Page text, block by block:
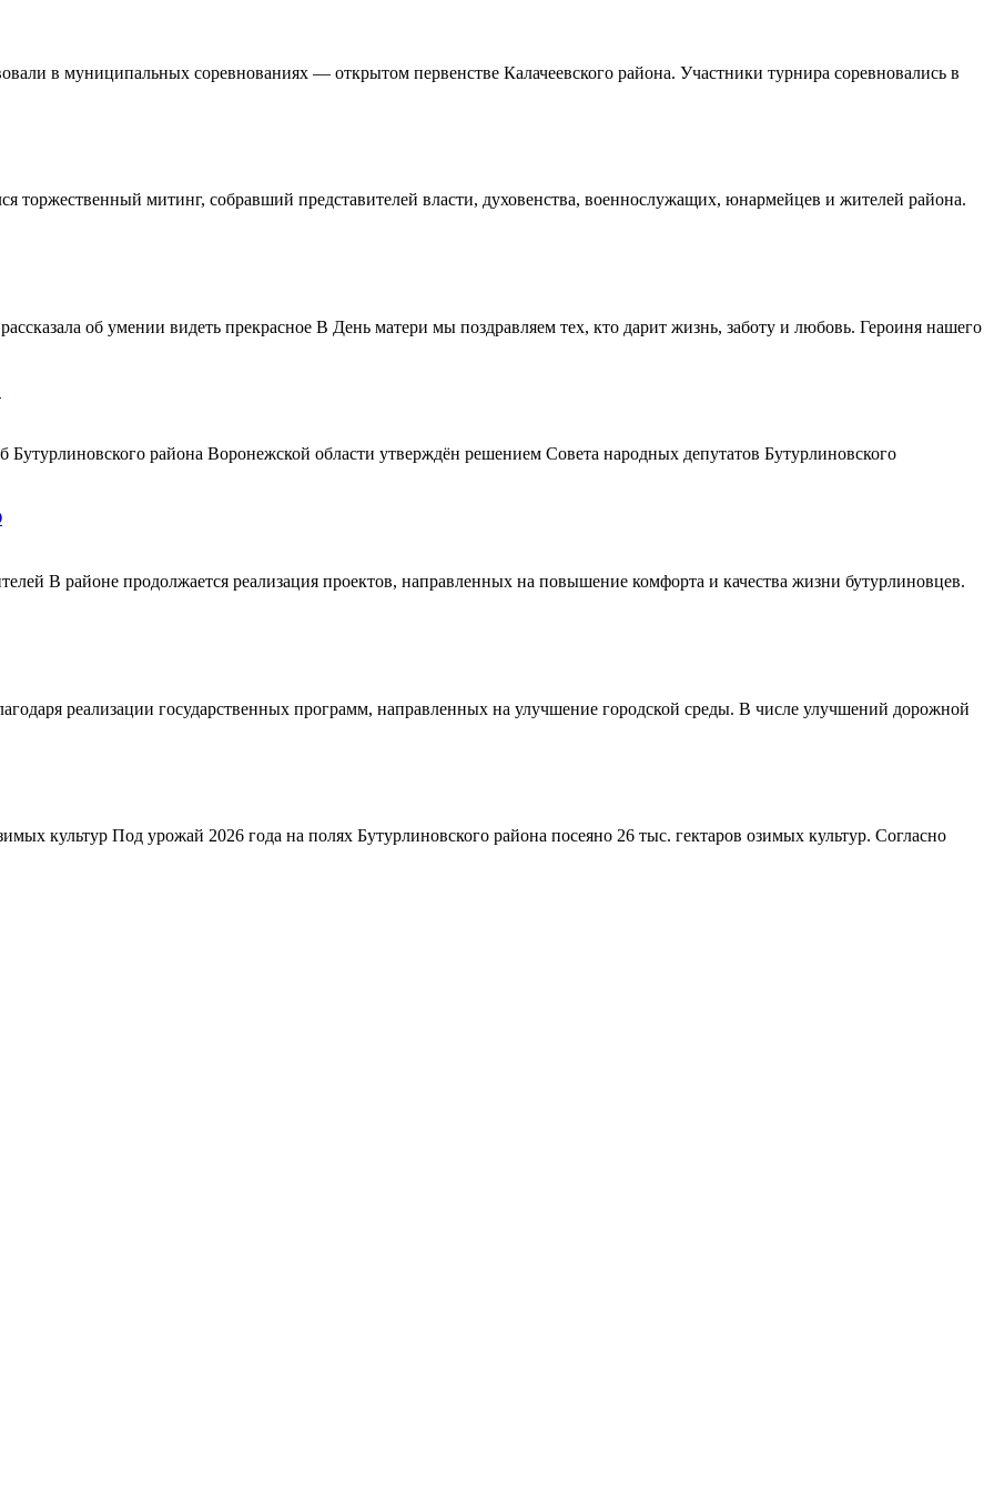
в муниципальных соревнованиях — открытом первенстве Калачеевского района. Участники турнира соревновались в
торжественный митинг, собравший представителей власти, духовенства, военнослужащих, юнармейцев и жителей района.
об умении видеть прекрасное В День матери мы поздравляем тех, кто дарит жизнь, заботу и любовь. Героиня нашего
Бутурлиновского района Воронежской области утверждён решением Совета народных депутатов Бутурлиновского
В районе продолжается реализация проектов, направленных на повышение комфорта и качества жизни бутурлиновцев.
реализации государственных программ, направленных на улучшение городской среды. В числе улучшений дорожной
культур Под урожай 2026 года на полях Бутурлиновского района посеяно 26 тыс. гектаров озимых культур. Согласно